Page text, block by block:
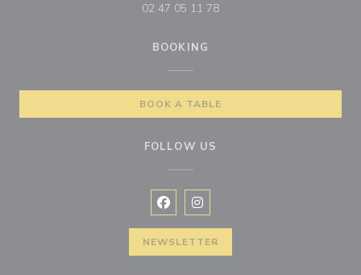
02 47 05 11 78
BOOKING
BOOK A TABLE
FOLLOW US
Facebook ((opens in a new
Instagram ((opens in a new
NEWSLETTER